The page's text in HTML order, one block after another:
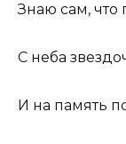
Знаю сам, что
С неба
И на память